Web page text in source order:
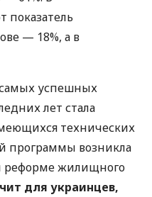
показатель
— 18%, а в
успешных
лет стала
технических
программы возникла
реформе жилищного
для украинцев,